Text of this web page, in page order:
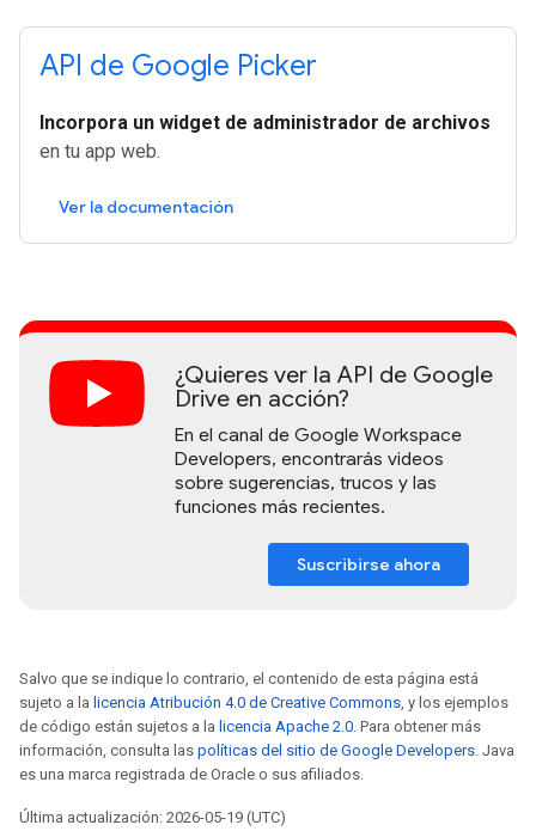
API de Google Picker
Incorpora un widget de administrador de archivos
en tu app web.
Ver la documentación
¿Quieres ver la API de Google
Drive en acción?
En el canal de Google Workspace
Developers, encontrarás videos
sobre sugerencias, trucos y las
funciones más recientes.
Suscribirse ahora
Salvo que se indique lo contrario, el contenido de esta página está
sujeto a la licencia Atribución 4.0 de Creative Commons , y los ejemplos
de código están sujetos a la licencia Apache 2.0 . Para obtener más
información, consulta las políticas del sitio de Google Developers . Java
es una marca registrada de Oracle o sus afiliados.
Última actualización: 2026-05-19 (UTC)